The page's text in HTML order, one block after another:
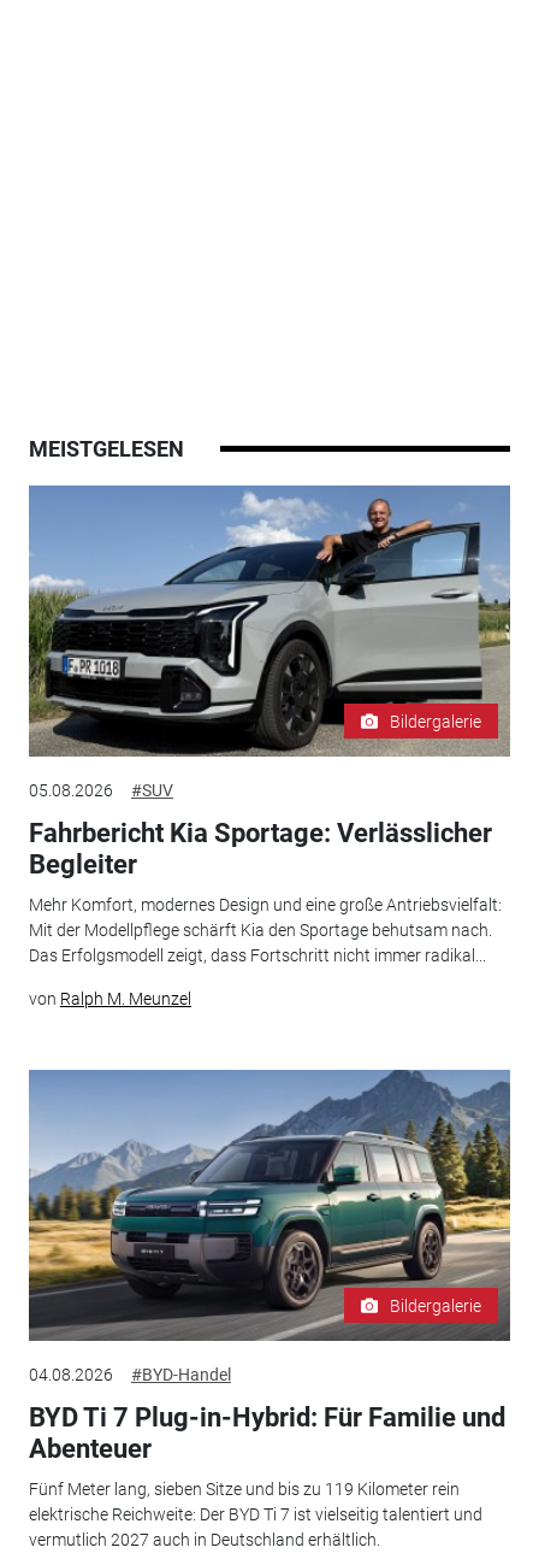
MEISTGELESEN
Bildergalerie
05.08.2026 #SUV
Fahrbericht Kia Sportage: Verlässlicher
Begleiter
Mehr Komfort, modernes Design und eine große Antriebsvielfalt:
Mit der Modellpflege schärft Kia den Sportage behutsam nach.
Das Erfolgsmodell zeigt, dass Fortschritt nicht immer radikal...
von Ralph M. Meunzel
Bildergalerie
04.08.2026 #BYD-Handel
BYD Ti 7 Plug-in-Hybrid: Für Familie und
Abenteuer
Fünf Meter lang, sieben Sitze und bis zu 119 Kilometer rein
elektrische Reichweite: Der BYD Ti 7 ist vielseitig talentiert und
vermutlich 2027 auch in Deutschland erhältlich.